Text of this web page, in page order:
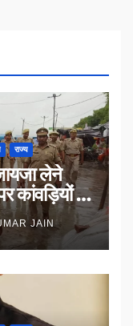
राज्य
लेने
कांवड़ियों से
JAIN